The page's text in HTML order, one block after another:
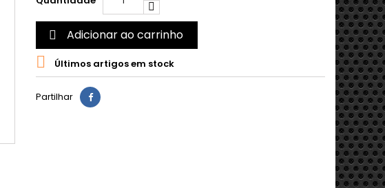
 Adicionar ao carrinho
 Últimos artigos em stock
Partilhar